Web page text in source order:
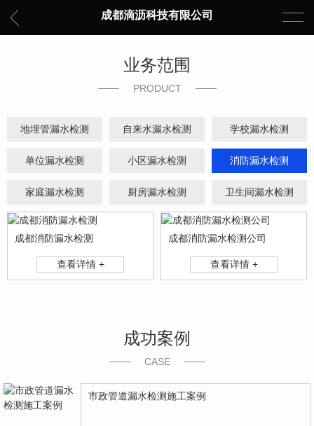
成都滴沥科技有限公司
业务范围
PRODUCT
地埋管漏水检测 自来水漏水检测 学校漏水检测
单位漏水检测 小区漏水检测 消防漏水检测
家庭漏水检测 厨房漏水检测 卫生间漏水检测
成都消防漏水检测
查看详情 +
成都消防漏水检测公司
查看详情 +
成功案例
CASE
市政管道漏水检测施工案例